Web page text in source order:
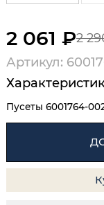
2 061 ₽2
Артикул:
Пусеты 6001764-